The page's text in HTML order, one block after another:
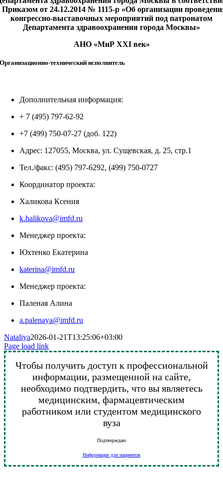
Приказом от 24.12.2014 № 1115-р «Об организации
конгрессно-выставочных мероприятий под патронатом
Департамента здравоохранения города Москвы»
АНО «МиР XXI век»
Организационно-технический исполнитель
Дополнительная информация:
+ 7 (495) 797-62-92
+7 (499) 750-07-27 (доб. 122)
Адрес: 127055, Москва, ул. Сущевская, д. 25, стр.1
Тел./факс: (495) 797-6292, (499) 750-0727
Координатор проекта:
Халикова Ксения
k.halikova@imfd.ru
Менеджер проекта:
Юхтенко Екатерина
katerina@imfd.ru
Менеджер проекта:
Паленая Алина
a.palenaya@imfd.ru
Nataliya2026-01-21T13:25:06+03:00
Page load link
Чтобы получить доступ к профессиональной
информации, размещенной на сайте,
необходимо подтвердить, что вы являетесь
медицинским, фармацевтическим
работником или студентом медицинского
вуза
Подтверждаю
Информация для пациентов